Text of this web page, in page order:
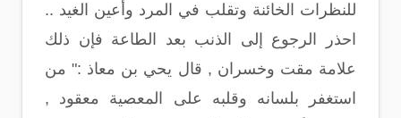
للنظرات الخائنة وتقلب في المرد وأعين الغيد ..
احذر الرجوع إلى الذنب بعد الطاعة فإن ذلك
علامة مقت وخسران , قال يحي بن معاذ :" من
استغفر بلسانه وقلبه على المعصية معقود ,